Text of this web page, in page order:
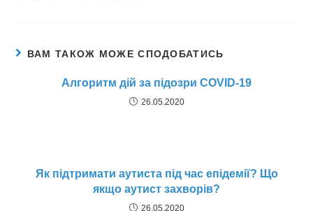
ВАМ ТАКОЖ МОЖЕ СПОДОБАТИСЬ
Алгоритм дій за підозри COVID-19
26.05.2020
Як підтримати аутиста під час епідемії? Що
якщо аутист захворів?
26.05.2020